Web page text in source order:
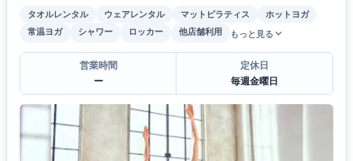
タオルレンタル ウェアレンタル マットピラティス
ホットヨガ
常温ヨガ
シャワー ロッカー 他店舗利用 もっと見る
営業時間
ー
定休日
毎週金曜日